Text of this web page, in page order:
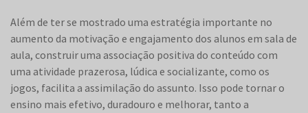
Além de ter se mostrado uma estratégia importante no
aumento da motivação e engajamento dos alunos em sala de
aula, construir uma associação positiva do conteúdo com
uma atividade prazerosa, lúdica e socializante, como os
jogos, facilita a assimilação do assunto. Isso pode tornar o
ensino mais efetivo, duradouro e melhorar, tanto a